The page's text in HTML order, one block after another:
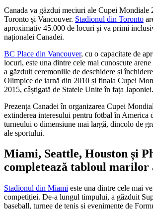
Canada va găzdui meciuri ale Cupei Mondiale
Toronto și Vancouver. Stadionul din Toronto
aproximativ 45.000 de locuri și va primi
naționalei Canadei.
BC Place din Vancouver, cu o capacitate de
locuri, este una dintre cele mai cunoscute
a găzduit ceremoniile de deschidere și
Olimpice de iarnă din 2010 și finala Cupei
2015, câștigată de Statele Unite în fața Japoniei.
Prezența Canadei în organizarea Cupei
extinderea interesului pentru fotbal în America
turneului o dimensiune mai largă, dincolo de
ale sportului.
Miami, Seattle, Houston și
completează tabloul marilor
Stadionul din Miami este una dintre cele mai
competiției. De-a lungul timpului, a găzduit
baseball, turnee de tenis și evenimente de